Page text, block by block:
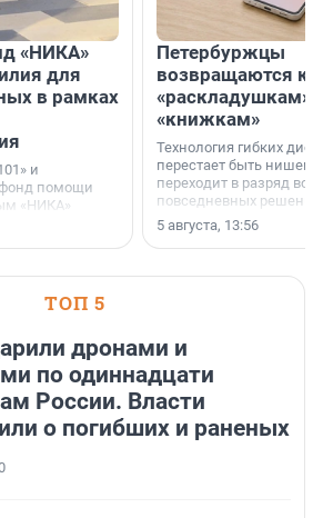
«НИКА»
для
в рамках
и
фонд помощи
«НИКА»
о
Петербуржцы
возвращаются к
«раскладушкам»
«книжкам»
Технология гибких
перестает быть
переходит в разряд
повседневных
5 августа, 13:56
ТОП 5
дронами и
по одиннадцати
России. Власти
о погибших и раненых